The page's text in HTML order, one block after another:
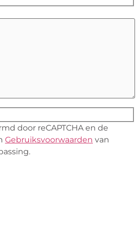
door reCAPTCHA en de
Gebruiksvoorwaarden van